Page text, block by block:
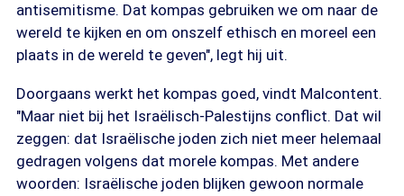
antisemitisme. Dat kompas gebruiken we om naar de
wereld te kijken en om onszelf ethisch en moreel een
plaats in de wereld te geven", legt hij uit.
Doorgaans werkt het kompas goed, vindt Malcontent.
"Maar niet bij het Israëlisch-Palestijns conflict. Dat wil
zeggen: dat Israëlische joden zich niet meer helemaal
gedragen volgens dat morele kompas. Met andere
woorden: Israëlische joden blijken gewoon normale